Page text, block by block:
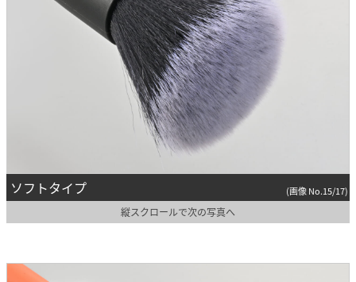
ソフトタイプ (画像 No.15/17)
縦スクロールで次の写真へ